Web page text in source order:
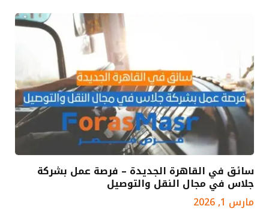
سائق في القاهرة الجديدة – فرصة عمل بشركة
جلاس في مجال النقل والتوصيل
مارس 1, 2026